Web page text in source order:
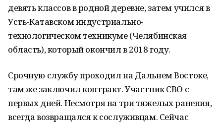
девять классов в родной деревне, затем учился в
Усть-Катавском индустриально-
технологическом техникуме (Челябинская
область), который окончил в 2018 году.
Срочную службу проходил на Дальнем Востоке,
там же заключил контракт. Участник СВО с
первых дней. Несмотря на три тяжелых ранения,
всегда возвращался к сослуживцам. Сейчас